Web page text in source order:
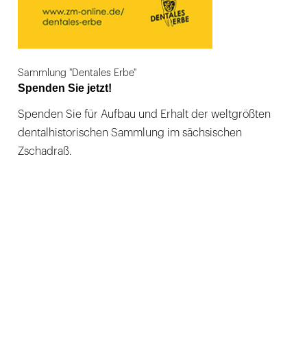
Sammlung "Dentales Erbe"
Spenden Sie jetzt!
Spenden Sie für Aufbau und Erhalt der weltgrößten
dentalhistorischen Sammlung im sächsischen
Zschadraß.